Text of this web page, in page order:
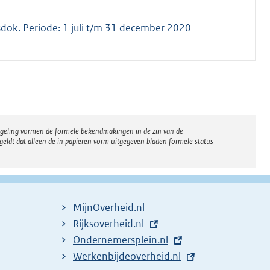
Periode: 1 juli t/m 31 december 2020
vormen de formele bekendmakingen in de zin van de
dat alleen de in papieren vorm uitgegeven bladen formele status
MijnOverheid.nl
E
x
t
Rijksoverheid.nl
E
x
Ondernemersplein.nl
E
Werkenbijdeoverheid.nl